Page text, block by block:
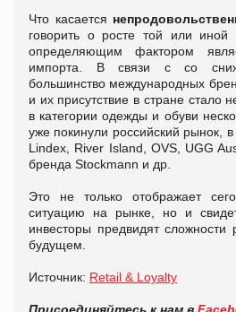
Что касается
говорить о росте той или иной
определяющим фактором
импорта. В связи с со
большинство международных
и их присутствие в стране стало
в категории одежды и обуви
уже покинули российский рынок, в
Lindex, River Island, OVS, UGG
бренда Stockmann и др.
Это не только отображает
ситуацию на рынке, но и
инвесторы предвидят
будущем.
Источник: Retail & Loyalty
Присоединяйтесь к нам в